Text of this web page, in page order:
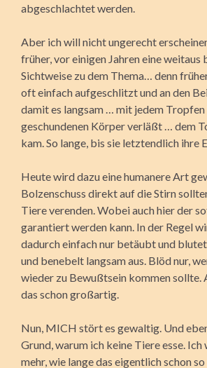
abgeschlachtet werden.
Aber ich will nicht ungerecht
früher, vor einigen Jahren eine weitaus
Sichtweise zu dem Thema… denn
oft einfach aufgeschlitzt und an den
damit es langsam … mit jedem Tropfen
geschundenen Körper verläßt … dem
kam. So lange, bis sie letztendlich ihre
Heute wird dazu eine humanere Art
Bolzenschuss direkt auf die Stirn
Tiere verenden. Wobei auch hier der
garantiert werden kann. In der Regel
dadurch einfach nur betäubt und
und benebelt langsam aus. Blöd nur,
wieder zu Bewußtsein kommen sollte.
das schon großartig.
Nun, MICH stört es gewaltig. Und
Grund, warum ich keine Tiere esse.
mehr, wie lange das eigentlich schon so